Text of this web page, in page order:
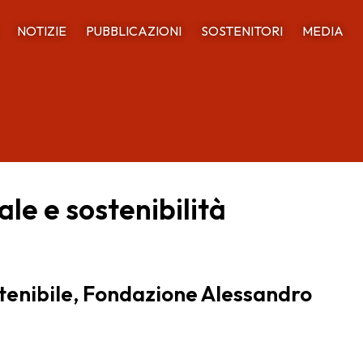
NOTIZIE PUBBLICAZIONI SOSTENITORI MEDIA
e sostenibilità
Fondazione Alessandro